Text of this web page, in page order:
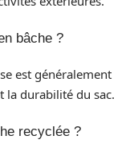
bâche ?
est généralement
la durabilité du sac.
recyclée ?